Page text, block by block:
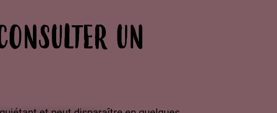
UN